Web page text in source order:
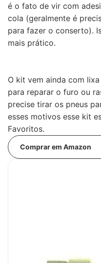
é o fato de vir com
cola (geralmente é
para fazer o conserto).
mais prático.
O kit vem ainda com
para reparar o furo ou
precise tirar os pneus
esses motivos esse kit
Favoritos.
Comprar em Amazon